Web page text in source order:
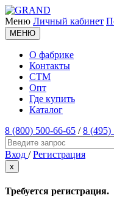
Меню Личный кабинет
МЕНЮ
О фабрике
Контакты
СТМ
Опт
Где купить
Каталог
8 (800) 500-66-65 /8 (495)
Вход / Регистрация
x
Требуется регистрация.